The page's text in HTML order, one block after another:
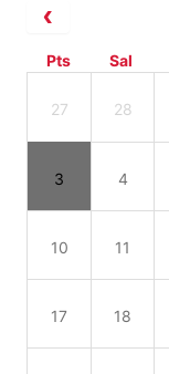
Pts Sal
27 28
3 4
10 11
17 18